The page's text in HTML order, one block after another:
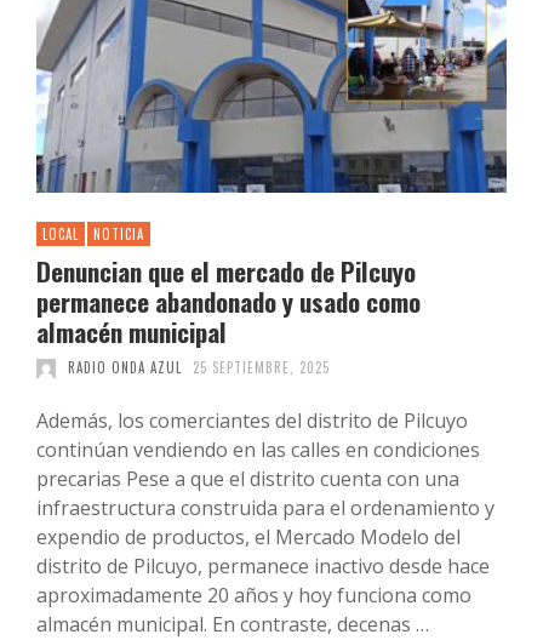
LOCAL NOTICIA
Denuncian que el mercado de Pilcuyo
permanece abandonado y usado como
almacén municipal
RADIO ONDA AZUL 25 SEPTIEMBRE, 2025
Además, los comerciantes del distrito de Pilcuyo
continúan vendiendo en las calles en condiciones
precarias Pese a que el distrito cuenta con una
infraestructura construida para el ordenamiento y
expendio de productos, el Mercado Modelo del
distrito de Pilcuyo, permanece inactivo desde hace
aproximadamente 20 años y hoy funciona como
almacén municipal. En contraste, decenas …